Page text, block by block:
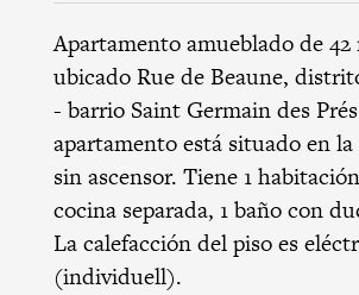
Apartamento amueblado de 42
ubicado Rue de Beaune,
- barrio Saint Germain des Prés
apartamento está situado en la
sin ascensor. Tiene 1
cocina separada, 1 baño con
La calefacción del piso es
(individuell).